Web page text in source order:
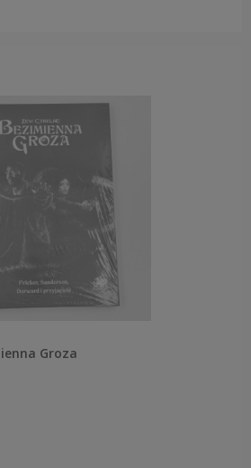
Groza